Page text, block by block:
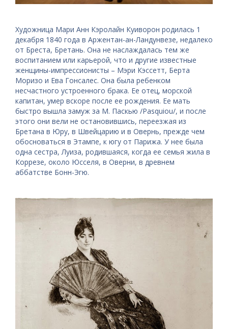
Художница Мари Анн Кэролайн Куиворон родилась 1
декабря 1840 года в Аржентан-ан-Ландунвезе, недалеко
от Бреста, Бретань. Она не наслаждалась тем же
воспитанием или карьерой, что и другие известные
женщины-импрессионисты – Мэри Кэссетт, Берта
Моризо и Ева Гонсалес. Она была ребенком
несчастного устроенного брака. Ее отец, морской
капитан, умер вскоре после ее рождения. Ее мать
быстро вышла замуж за М. Паскью /Pasquiou/, и после
этого они вели не остановившись, переезжая из
Бретана в Юру, в Швейцарию и в Овернь, прежде чем
обосноваться в Этампе, к югу от Парижа. У нее была
одна сестра, Луиза, родившаяся, когда ее семья жила в
Коррезе, около Юсселя, в Оверни, в древнем
аббатстве Бонн-Эгю.